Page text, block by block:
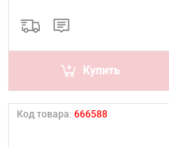
Купить
Код товара: 666588